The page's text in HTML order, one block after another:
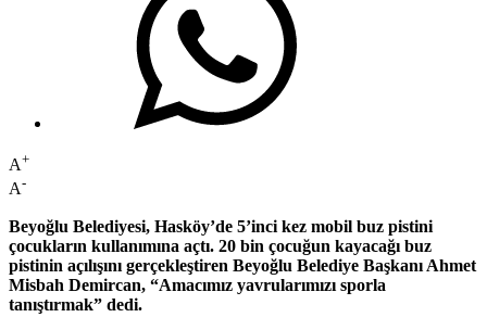
A+
A-
Beyoğlu Belediyesi, Hasköy’de 5’inci kez mobil buz pistini
çocukların kullanımına açtı. 20 bin çocuğun kayacağı buz
pistinin açılışını gerçekleştiren Beyoğlu Belediye Başkanı Ahmet
Misbah Demircan, “Amacımız yavrularımızı sporla
tanıştırmak” dedi.